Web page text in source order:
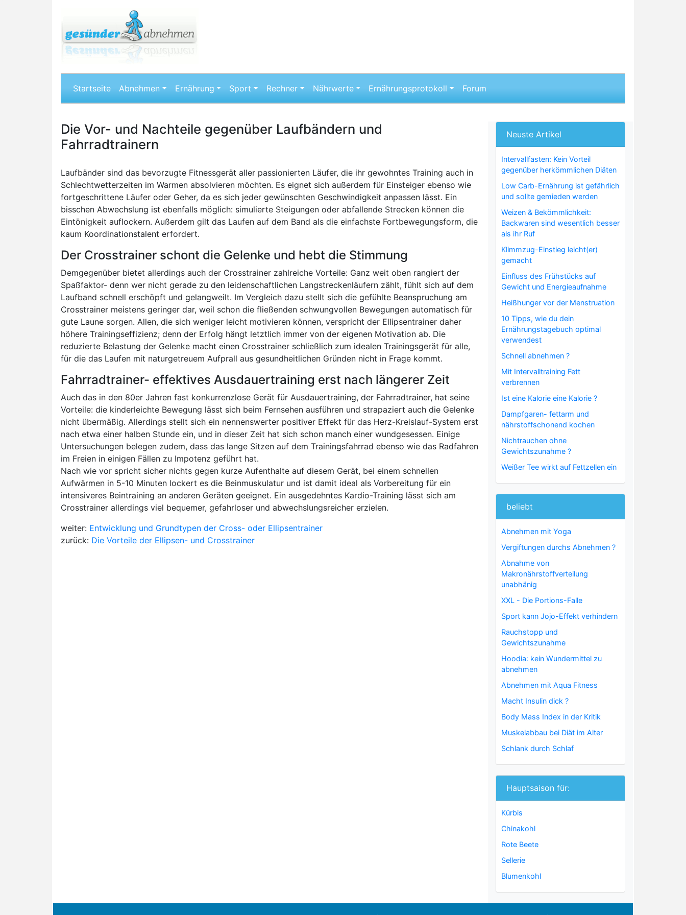
Startseite Abnehmen Ernährung Sport Rechner Nährwerte Ernährungsprotokoll Forum
Die Vor- und Nachteile gegenüber Laufbändern und
Fahrradtrainern
Laufbänder sind das bevorzugte Fitnessgerät aller passionierten Läufer, die ihr gewohntes Training auch in
Schlechtwetterzeiten im Warmen absolvieren möchten. Es eignet sich außerdem für Einsteiger ebenso wie
fortgeschrittene Läufer oder Geher, da es sich jeder gewünschten Geschwindigkeit anpassen lässt. Ein
bisschen Abwechslung ist ebenfalls möglich: simulierte Steigungen oder abfallende Strecken können die
Eintönigkeit auflockern. Außerdem gilt das Laufen auf dem Band als die einfachste Fortbewegungsform, die
kaum Koordinationstalent erfordert.
Der Crosstrainer schont die Gelenke und hebt die Stimmung
Demgegenüber bietet allerdings auch der Crosstrainer zahlreiche Vorteile: Ganz weit oben rangiert der
Spaßfaktor- denn wer nicht gerade zu den leidenschaftlichen Langstreckenläufern zählt, fühlt sich auf dem
Laufband schnell erschöpft und gelangweilt. Im Vergleich dazu stellt sich die gefühlte Beanspruchung am
Crosstrainer meistens geringer dar, weil schon die fließenden schwungvollen Bewegungen automatisch für
gute Laune sorgen. Allen, die sich weniger leicht motivieren können, verspricht der Ellipsentrainer daher
höhere Trainingseffizienz; denn der Erfolg hängt letztlich immer von der eigenen Motivation ab. Die
reduzierte Belastung der Gelenke macht einen Crosstrainer schließlich zum idealen Trainingsgerät für alle,
für die das Laufen mit naturgetreuem Aufprall aus gesundheitlichen Gründen nicht in Frage kommt.
Fahrradtrainer- effektives Ausdauertraining erst nach längerer Zeit
Auch das in den 80er Jahren fast konkurrenzlose Gerät für Ausdauertraining, der Fahrradtrainer, hat seine
Vorteile: die kinderleichte Bewegung lässt sich beim Fernsehen ausführen und strapaziert auch die Gelenke
nicht übermäßig. Allerdings stellt sich ein nennenswerter positiver Effekt für das Herz-Kreislauf-System erst
nach etwa einer halben Stunde ein, und in dieser Zeit hat sich schon manch einer wundgesessen. Einige
Untersuchungen belegen zudem, dass das lange Sitzen auf dem Trainingsfahrrad ebenso wie das Radfahren
im Freien in einigen Fällen zu Impotenz geführt hat.
Nach wie vor spricht sicher nichts gegen kurze Aufenthalte auf diesem Gerät, bei einem schnellen
Aufwärmen in 5-10 Minuten lockert es die Beinmuskulatur und ist damit ideal als Vorbereitung für ein
intensiveres Beintraining an anderen Geräten geeignet. Ein ausgedehntes Kardio-Training lässt sich am
Crosstrainer allerdings viel bequemer, gefahrloser und abwechslungsreicher erzielen.
weiter: Entwicklung und Grundtypen der Cross- oder Ellipsentrainer
zurück: Die Vorteile der Ellipsen- und Crosstrainer
Neuste Artikel
Intervallfasten: Kein Vorteil
gegenüber herkömmlichen Diäten
Low Carb-Ernährung ist gefährlich
und sollte gemieden werden
Weizen & Bekömmlichkeit:
Backwaren sind wesentlich besser
als ihr Ruf
Klimmzug-Einstieg leicht(er)
gemacht
Einfluss des Frühstücks auf
Gewicht und Energieaufnahme
Heißhunger vor der Menstruation
10 Tipps, wie du dein
Ernährungstagebuch optimal
verwendest
Schnell abnehmen ?
Mit Intervalltraining Fett
verbrennen
Ist eine Kalorie eine Kalorie ?
Dampfgaren- fettarm und
nährstoffschonend kochen
Nichtrauchen ohne
Gewichtszunahme ?
Weißer Tee wirkt auf Fettzellen ein
beliebt
Abnehmen mit Yoga
Vergiftungen durchs Abnehmen ?
Abnahme von
Makronährstoffverteilung
unabhänig
XXL - Die Portions-Falle
Sport kann Jojo-Effekt verhindern
Rauchstopp und
Gewichtszunahme
Hoodia: kein Wundermittel zu
abnehmen
Abnehmen mit Aqua Fitness
Macht Insulin dick ?
Body Mass Index in der Kritik
Muskelabbau bei Diät im Alter
Schlank durch Schlaf
Hauptsaison für:
Kürbis
Chinakohl
Rote Beete
Sellerie
Blumenkohl